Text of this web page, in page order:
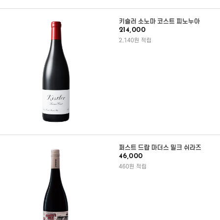
키슬러 소노마 코스트 피노누아
214,000
2,140원 적립
퍼스트 드랍 마더스 밀크 쉬라즈
46,000
460원 적립